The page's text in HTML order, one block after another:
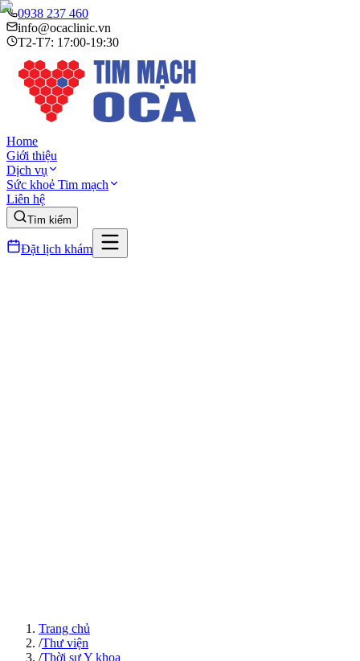
0938 237 460
info@ocaclinic.vn
T2-T7: 17:00-19:30
Home
Giới thiệu
Dịch vụ
Sức khoẻ Tim mạch
Liên hệ
Tìm kiếm
Đặt lịch khám
Trang chủ
/Thư viện
/Thời sự Y khoa